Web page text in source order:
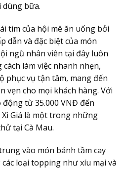
dùng bữa.
tim của hội mê ăn uống bởi
dẫn và đặc biệt của món
ngũ nhân viên tại đây luôn
làm việc nhanh nhẹn,
phục vụ tận tâm, mang đến
vẹn cho mọi khách hàng. Với
động từ 35.000 VNĐ đến
Giá là một trong những
tại Cà Mau.
vào món bánh tầm cay
loại topping như xíu mại và